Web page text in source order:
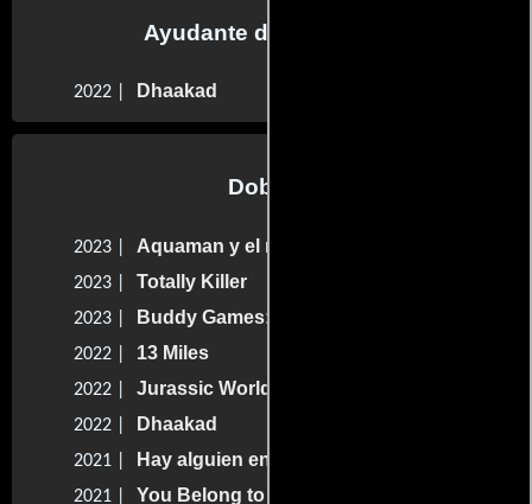
Ayudante de dirección
2022 | Dhaakad
Dobles
2023 | Aquaman y el reino perdido
2023 | Totally Killer
2023 | Buddy Games: Spring Awakening
2022 | 13 Miles
2022 | Jurassic World: Dominio
2022 | Dhaakad
2021 | Hay alguien en tu casa
2021 | You Belong to Me